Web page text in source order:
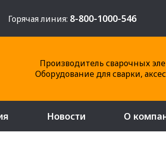
Горячая линия: 8-800-1000-546
Производитель сварочных
Оборудование для сварки,
Новости О